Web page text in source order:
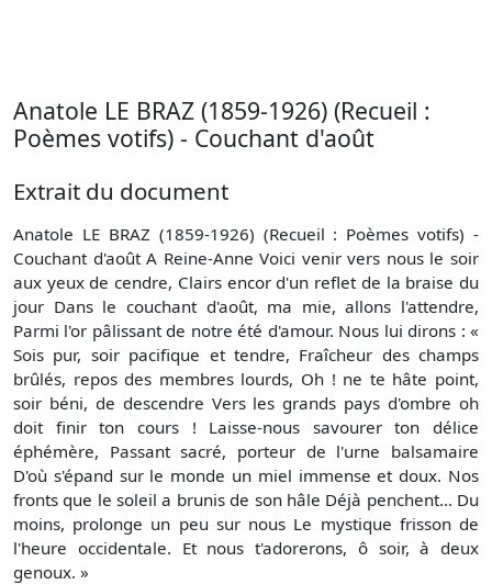
Anatole LE BRAZ (1859-1926) (Recueil :
Poèmes votifs) - Couchant d'août
Extrait du document
Anatole LE BRAZ (1859-1926) (Recueil : Poèmes votifs) -
Couchant d'août A Reine-Anne Voici venir vers nous le soir
aux yeux de cendre, Clairs encor d'un reflet de la braise du
jour Dans le couchant d'août, ma mie, allons l'attendre,
Parmi l'or pâlissant de notre été d'amour. Nous lui dirons : «
Sois pur, soir pacifique et tendre, Fraîcheur des champs
brûlés, repos des membres lourds, Oh ! ne te hâte point,
soir béni, de descendre Vers les grands pays d'ombre oh
doit finir ton cours ! Laisse-nous savourer ton délice
éphémère, Passant sacré, porteur de l'urne balsamaire
D'où s'épand sur le monde un miel immense et doux. Nos
fronts que le soleil a brunis de son hâle Déjà penchent... Du
moins, prolonge un peu sur nous Le mystique frisson de
l'heure occidentale. Et nous t'adorerons, ô soir, à deux
genoux. »